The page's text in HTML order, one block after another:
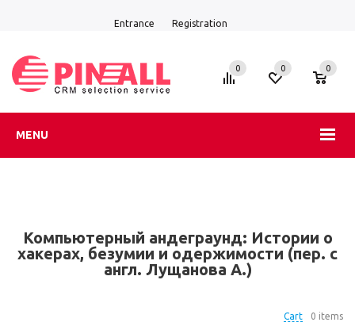
Entrance Registration
MENU
0 0 0
Компьютерный андеграунд: Истории о
хакерах, безумии и одержимости (пер. с
англ. Лущанова А.)
Cart
0 items